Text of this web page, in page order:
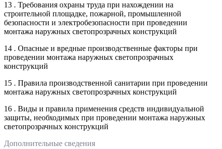
13 . Требования охраны труда при нахождении на
строительной площадке, пожарной, промышленной
безопасности и электробезопасности при проведении
монтажа наружных светопрозрачных конструкций
14 . Опасные и вредные производственные факторы при
проведении монтажа наружных светопрозрачных
конструкций
15 . Правила производственной санитарии при проведении
монтажа наружных светопрозрачных конструкций
16 . Виды и правила применения средств индивидуальной
защиты, необходимых при проведении монтажа наружных
светопрозрачных конструкций
Дополнительные сведения